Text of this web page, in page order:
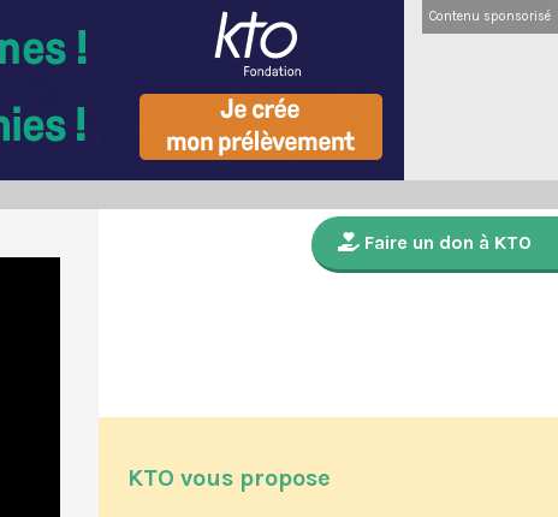
Contenu sponsorisé
Faire un don à KTO
KTO vous propose